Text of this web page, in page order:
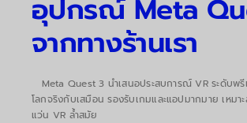
อุปกรณ์ Meta
จากทางร้านเรา
Meta Quest 3 นำเสนอประสบการณ์ VR ระดับพ
โลกจริงกับเสมือน รองรับเกมและแอปมากมาย เหมา
แว่น VR ล้ำสมัย